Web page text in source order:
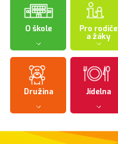
O škole Pro rodiče
a žáky
Družina Jídelna